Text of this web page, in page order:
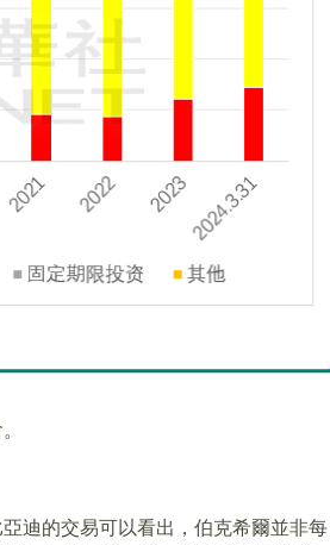
迪的交易可以看出，伯克希爾並非每